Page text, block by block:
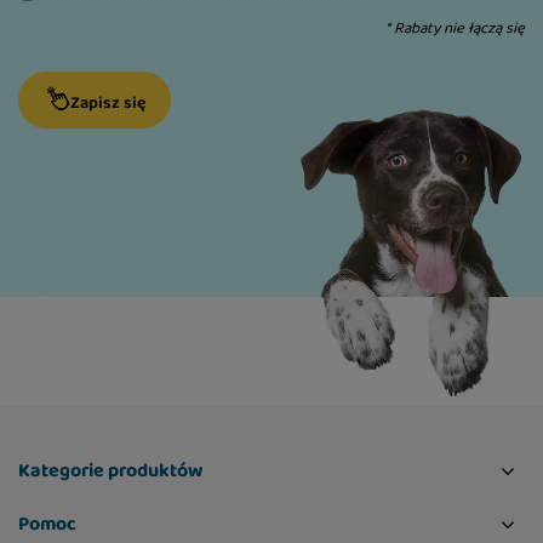
- dodatek alg morskich (spiruliny) bogatych w
witaminy i minerały
- duet wyselekcjonowanych zdrowych mięs
POZNAJ SUPERMOCE SKŁADNIKÓW:
grupy B, które są niezbędne do prawidłowego
* Rabaty nie łączą się
Zapisz się
Kategorie produktów
Pomoc